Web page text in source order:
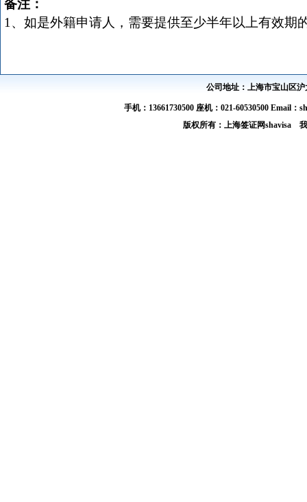
备注：
1、如是外籍申请人，需要提供至少半年以上有效期
公司地址：上海市宝山区沪
手机：13661730500 座机：021-60530500 Email
版权所有：上海签证网shavisa